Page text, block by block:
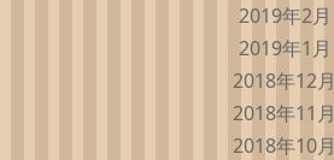
2019年2月
2019年1月
2018年12月
2018年11月
2018年10月